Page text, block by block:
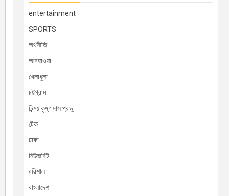
entertainment
SPORTS
অর্থনীতি
আবহাওয়া
খেলাধুলা
চট্টগ্রাম
চিন্ময় কৃষ্ণ দাস প্রভু
টেক
ঢাকা
নিউজবিট
বরিশাল
বাংলাদেশ